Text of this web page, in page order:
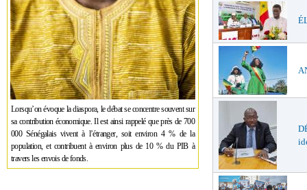
Lorsqu’on évoque la diaspora, le débat se concentre souvent sur
sa contribution économique. Il est ainsi rappelé que près de 700
000 Sénégalais vivent à l’étranger, soit environ 4 % de la
population, et contribuent à environ plus de 10 % du PIB à
travers les envois de fonds.